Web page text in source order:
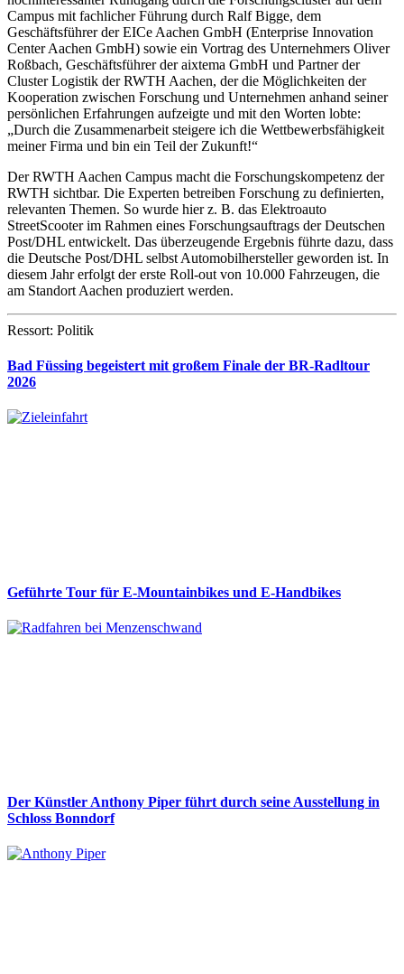
Campus mit fachlicher Führung durch Ralf Bigge, dem
Geschäftsführer der EICe Aachen GmbH (Enterprise Innovation
Center Aachen GmbH) sowie ein Vortrag des Unternehmers Oliver
Roßbach, Geschäftsführer der aixtema GmbH und Partner der
Cluster Logistik der RWTH Aachen, der die Möglichkeiten der
Kooperation zwischen Forschung und Unternehmen anhand seiner
persönlichen Erfahrungen aufzeigte und mit den Worten lobte:
„Durch die Zusammenarbeit steigere ich die Wettbewerbsfähigkeit
meiner Firma und bin ein Teil der Zukunft!“
Der RWTH Aachen Campus macht die Forschungskompetenz der
RWTH sichtbar. Die Experten betreiben Forschung zu definierten,
relevanten Themen. So wurde hier z. B. das Elektroauto
StreetScooter im Rahmen eines Forschungsauftrags der Deutschen
Post/DHL entwickelt. Das überzeugende Ergebnis führte dazu, dass
die Deutsche Post/DHL selbst Automobilhersteller geworden ist. In
diesem Jahr erfolgt der erste Roll-out von 10.000 Fahrzeugen, die
am Standort Aachen produziert werden.
Ressort: Politik
Bad Füssing begeistert mit großem Finale der BR-Radltour
2026
Geführte Tour für E-Mountainbikes und E-Handbikes
Der Künstler Anthony Piper führt durch seine Ausstellung in
Schloss Bonndorf